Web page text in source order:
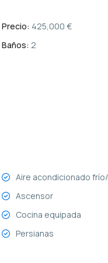
Precio: 425,000 €
Baños: 2
Aire acondicionado
Ascensor
Cocina equipada
Persianas